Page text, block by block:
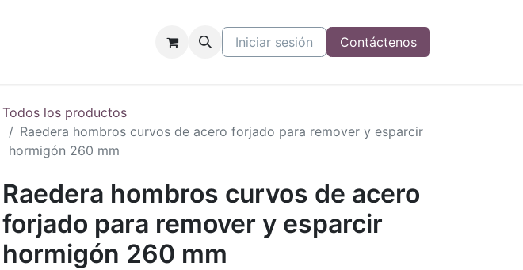
Iniciar sesión Contáctenos
Todos los productos
Raedera hombros curvos de acero forjado para remover y esparcir
hormigón 260 mm
Raedera hombros curvos de acero
forjado para remover y esparcir
hormigón 260 mm